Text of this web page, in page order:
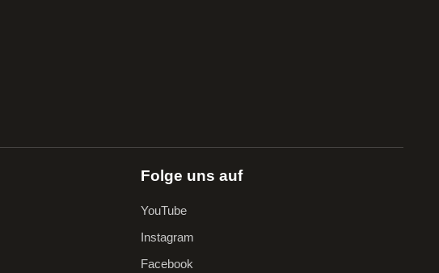
Folge uns auf
YouTube
Instagram
Facebook